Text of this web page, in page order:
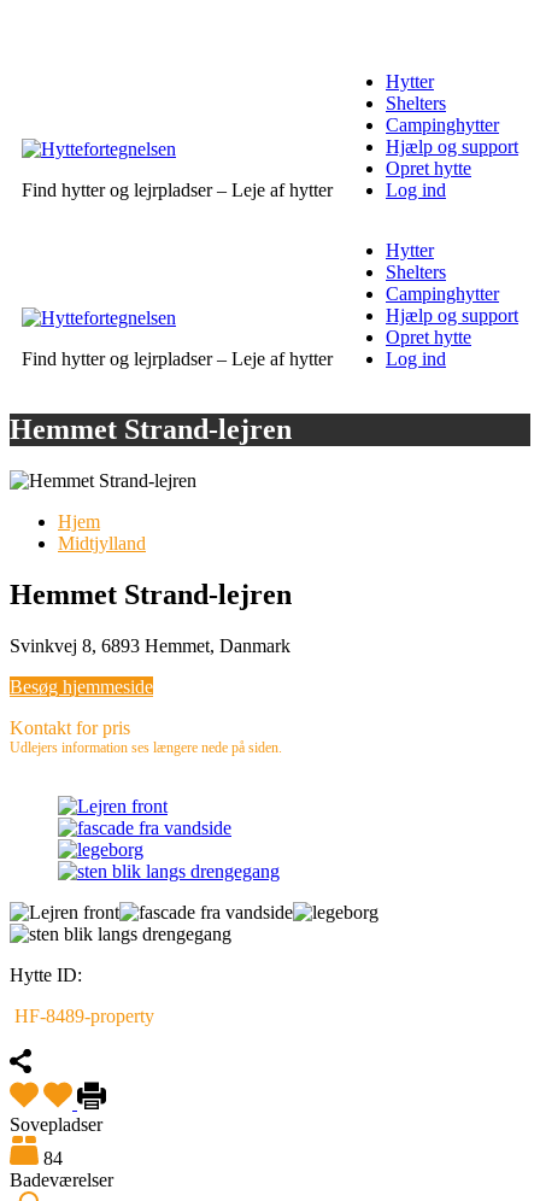
Find hytter og lejrpladser – Leje af hytter
Hytter
Shelters
Campinghytter
Hjælp og support
Opret hytte
Log ind
Find hytter og lejrpladser – Leje af hytter
Hytter
Shelters
Campinghytter
Hjælp og support
Opret hytte
Log ind
Hemmet Strand-lejren
Hjem
Midtjylland
Hemmet Strand-lejren
Svinkvej 8, 6893 Hemmet, Danmark
Besøg hjemmeside
Kontakt for pris
Udlejers information ses længere nede på siden.
Hytte ID:
HF-8489-property
Sovepladser
84
Badeværelser